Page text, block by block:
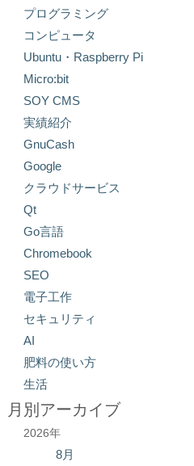
プログラミング
コンピュータ
Ubuntu・Raspberry Pi
Micro:bit
SOY CMS
実績紹介
GnuCash
Google
クラウドサービス
Qt
Go言語
Chromebook
SEO
電子工作
セキュリティ
AI
肥料の使い方
生活
月別アーカイブ
2026年
8月